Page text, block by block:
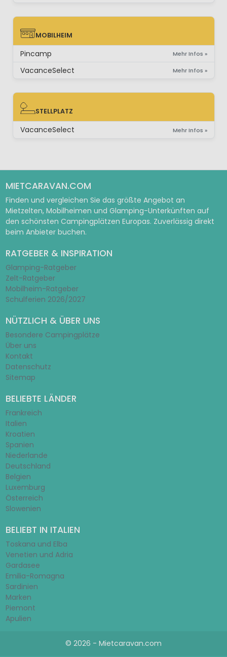
MOBILHEIM
MOBILHEIM
Pincamp Mehr Infos »
VacanceSelect Mehr Infos »
STELLPLATZ
STELLPLATZ
VacanceSelect Mehr Infos »
MIETCARAVAN.COM
Finden und vergleichen Sie das größte Angebot an
Mietzelten, Mobilheimen und Glamping-Unterkünften auf
den schönsten Campingplätzen Europas. Zuverlässig direkt
beim Anbieter buchen.
RATGEBER & INSPIRATION
Glamping-Ratgeber
Zelt-Ratgeber
Mobilheim-Ratgeber
Schulferien 2026/2027
NÜTZLICH & ÜBER UNS
Besondere Campingplätze
Über uns
Kontakt
Datenschutz
Sitemap
BELIEBTE LÄNDER
Frankreich
Italien
Kroatien
Spanien
Niederlande
Deutschland
Belgien
Luxemburg
Österreich
Slowenien
BELIEBT IN ITALIEN
Toskana und Elba
Venetien und Adria
Gardasee
Emilia-Romagna
Sardinien
Marken
Piemont
Apulien
© 2026 - Mietcaravan.com